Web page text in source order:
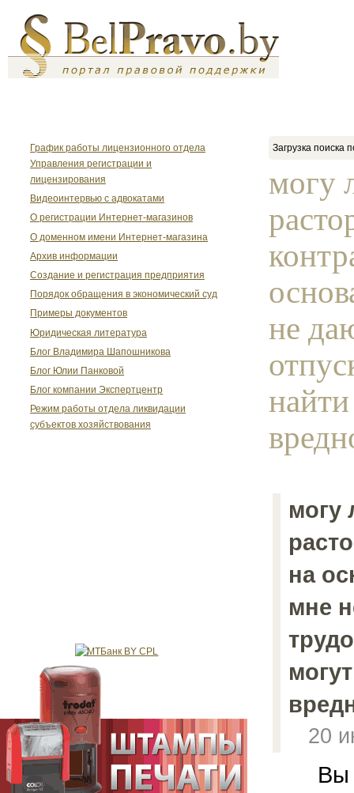
График работы лицензионного отдела
Управления регистрации и
лицензирования
Видеоинтервью с адвокатами
О регистрации Интернет-магазинов
О доменном имени Интернет-магазина
Архив информации
Создание и регистрация предприятия
Порядок обращения в экономический суд
Примеры документов
Юридическая литература
Блог Владимира Шапошникова
Блог Юлии Панковой
Блог компании Экспертцентр
Режим работы отдела ликвидации
субъектов хозяйствования
Загрузка поиска
могу
не
могу
на
мне
20
Вы